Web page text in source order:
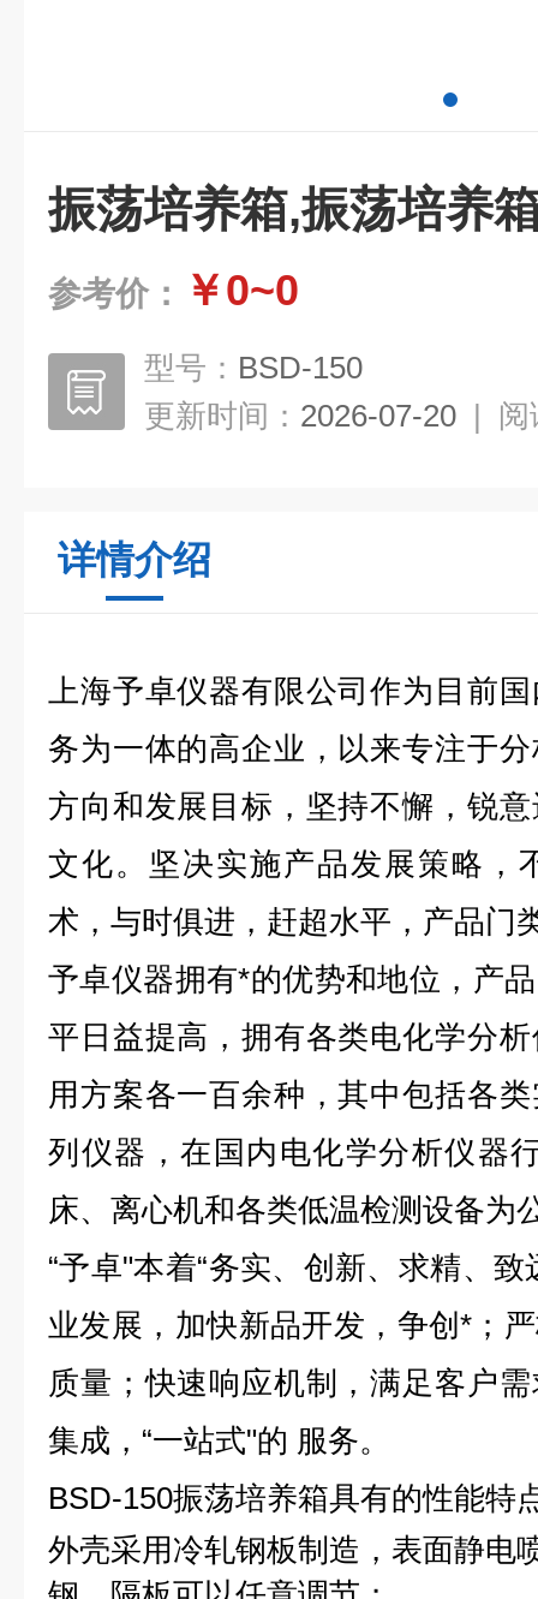
振荡培养箱,振荡培养
参考价： ￥0~0
型号： BSD-150
更新时间： 2026-07-20 | 阅
详情介绍
上海予卓仪器有限公司作为目前
务为一体的高企业，以来专注于
方向和发展目标，坚持不懈，锐
文化。坚决实施产品发展策略，
术，与时俱进，赶超水平，产品门
予卓仪器拥有*的优势和地位，产
平日益提高，拥有各类电化学分
用方案各一百余种，其中包括各
列仪器，在国内电化学分析仪器
床、离心机和各类低温检测设备为
“予卓"本着“务实、创新、求精、
业发展，加快新品开发，争创*；
质量；快速响应机制，满足客户
集成，“一站式"的 服务。
BSD-150振荡培养箱具有的性能特
外壳采用冷轧钢板制造，表面静电
钢，隔板可以任意调节；